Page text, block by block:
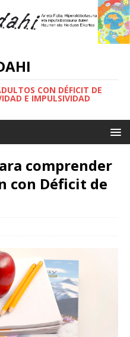
CON DÉFICIT DE
E IMPULSIVIDAD
comprender
con Déficit de